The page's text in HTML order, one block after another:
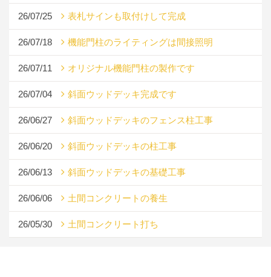
26/07/25 表札サインも取付けして完成
26/07/18 機能門柱のライティングは間接照明
26/07/11 オリジナル機能門柱の製作です
26/07/04 斜面ウッドデッキ完成です
26/06/27 斜面ウッドデッキのフェンス柱工事
26/06/20 斜面ウッドデッキの柱工事
26/06/13 斜面ウッドデッキの基礎工事
26/06/06 土間コンクリートの養生
26/05/30 土間コンクリート打ち